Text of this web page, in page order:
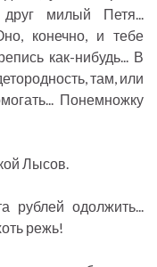
милый Петя...
конечно, и тебе
как-нибудь... В
там, или
Понемножку
Лысов.
рублей одолжить...
режь!